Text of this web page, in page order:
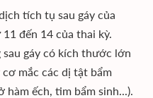
tích tụ sau gáy của
đến 14 của thai kỳ.
sau gáy có kích thước lớn
mắc các dị tật bẩm
ếch, tim bẩm sinh...).